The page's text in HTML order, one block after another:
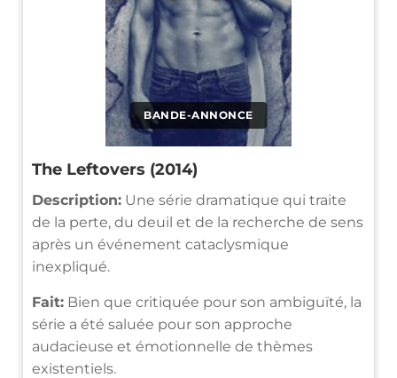
BANDE-ANNONCE
The Leftovers (2014)
Description: Une série dramatique qui traite
de la perte, du deuil et de la recherche de sens
après un événement cataclysmique
inexpliqué.
Fait: Bien que critiquée pour son ambiguïté, la
série a été saluée pour son approche
audacieuse et émotionnelle de thèmes
existentiels.